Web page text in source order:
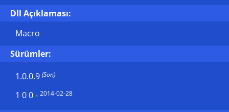
Dll Açıklaması:
Macro
Sürümler:
1.0.0.9 (Son)
1 0 0- 2014-02-28